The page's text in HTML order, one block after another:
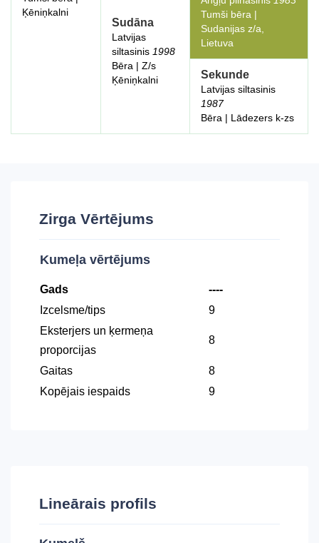
Ķēniņkalni
Sudāna
Latvijas
siltasinis 1998
Bēra | Z/s
Ķēniņkalni
Tumši bēra |
Sudanijas z/a,
Lietuva
Sekunde
Latvijas siltasinis
1987
Bēra | Lādezers k-zs
Zirga Vērtējums
Kumeļa vērtējums
Gads
----
Izcelsme/tips
9
Eksterjers un ķermeņa
proporcijas
8
Gaitas
8
Kopējais iespaids
9
Lineārais profils